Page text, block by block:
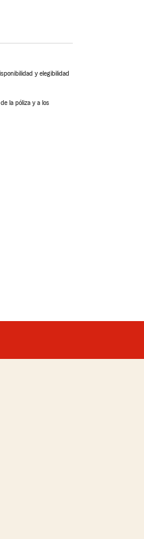
y elegibilidad
la póliza y a los